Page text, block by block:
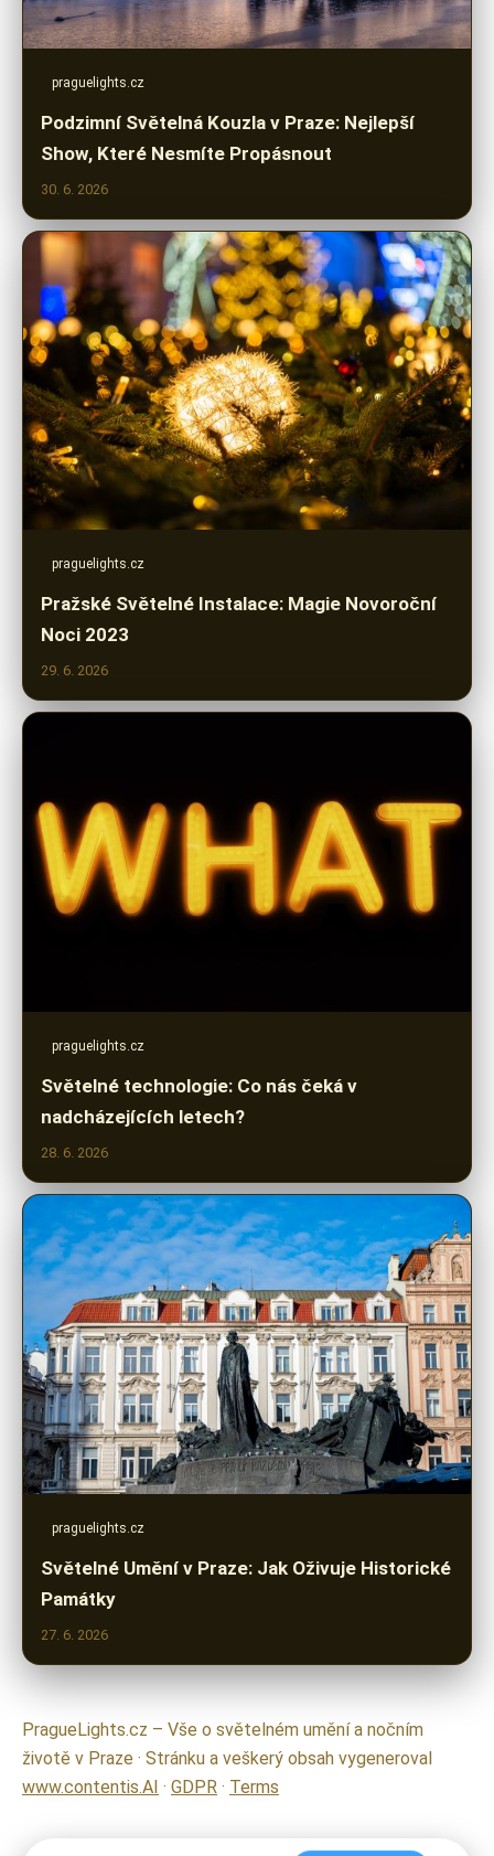
praguelights.cz
Podzimní Světelná Kouzla v Praze: Nejlepší
Show, Které Nesmíte Propásnout
30. 6. 2026
praguelights.cz
Pražské Světelné Instalace: Magie Novoroční
Noci 2023
29. 6. 2026
praguelights.cz
Světelné technologie: Co nás čeká v
nadcházejících letech?
28. 6. 2026
praguelights.cz
Světelné Umění v Praze: Jak Oživuje Historické
Památky
27. 6. 2026
PragueLights.cz – Vše o světelném umění a nočním
životě v Praze · Stránku a veškerý obsah vygeneroval
www.contentis.AI · GDPR · Terms